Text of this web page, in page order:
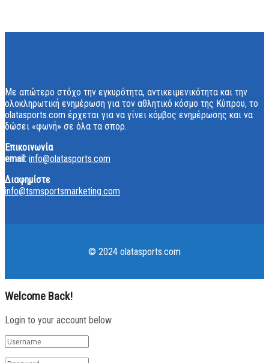
Με απώτερο στόχο την εγκυρότητα, αντικειμενικότητα και την
ολοκληρωτική ενημέρωση για τον αθλητικό κόσμο της Κύπρου, το
olatasports.com έρχεται για να γίνει κόμβος ενημέρωσης και να
δώσει «φωνή» σε όλα τα σπορ.
Επικοινωνία
email: info@olatasports.com
Διαφημίστε
info@tsmsportsmarketing.com
© 2024 olatasports.com
Welcome Back!
Login to your account below